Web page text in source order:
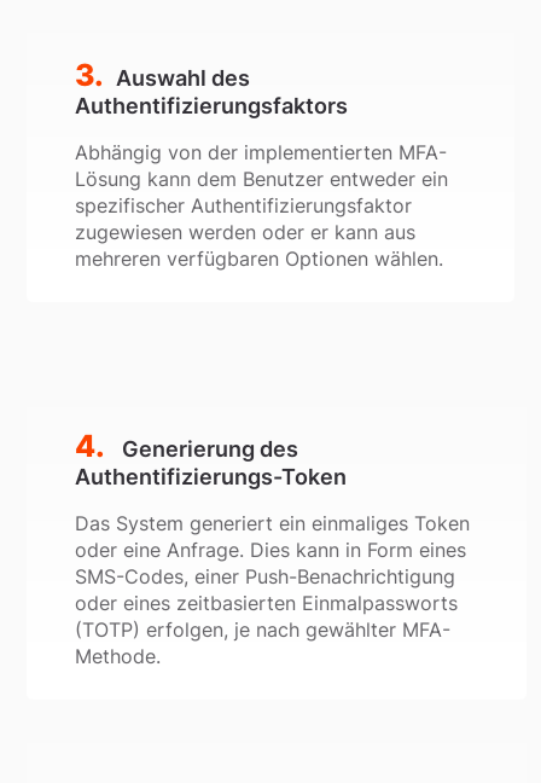
Auswahl des
Authentifizierungsfaktors
Abhängig von der implementierten MFA-
Lösung kann dem Benutzer entweder ein
spezifischer Authentifizierungsfaktor
zugewiesen werden oder er kann aus
mehreren verfügbaren Optionen wählen.
Generierung des
Authentifizierungs-Token
Das System generiert ein einmaliges Token
oder eine Anfrage. Dies kann in Form eines
SMS-Codes, einer Push-Benachrichtigung
oder eines zeitbasierten Einmalpassworts
(TOTP) erfolgen, je nach gewählter MFA-
Methode.